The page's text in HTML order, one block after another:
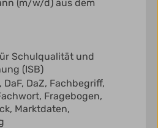
(m/w/d) aus dem
Schulqualität und
(ISB)
DaF, DaZ, Fachbegriff,
Fragebogen,
Marktdaten,